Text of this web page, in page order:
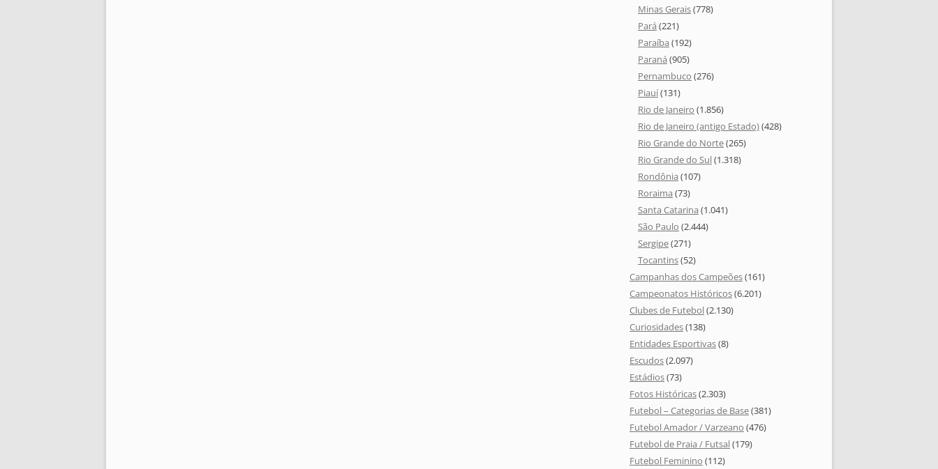
Minas Gerais(778)
Pará (221)
Paraíba (192)
Paraná (905)
Pernambuco (276)
Piauí(131)
Rio de Janeiro (1.856)
Rio de Janeiro (antigo Estado)(428)
Rio Grande do Norte(265)
Rio Grande do Sul(1.318)
Rondônia (107)
Roraima (73)
Santa Catarina (1.041)
São Paulo (2.444)
Sergipe(271)
Tocantins(52)
Campanhas dos Campeões(161)
Campeonatos Históricos(6.201)
Clubes de Futebol(2.130)
Curiosidades(138)
Entidades Esportivas(8)
Escudos(2.097)
Estádios(73)
Fotos Históricas(2.303)
Futebol – Categorias de Base(381)
Futebol Amador / Varzeano (476)
Futebol de Praia / Futsal(179)
Futebol Feminino (112)